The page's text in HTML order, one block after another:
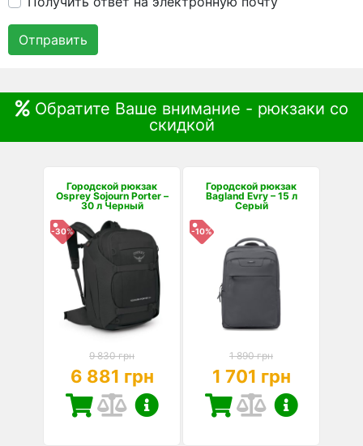
Отправить
Обратите Ваше внимание - рюкзаки со
скидкой
Городской рюкзак
Osprey Sojourn Porter –
30 л Черный
-30%
9 830 грн
6 881 грн
Городской рюкзак
Bagland Evry – 15 л
Серый
-10%
1 890 грн
1 701 грн